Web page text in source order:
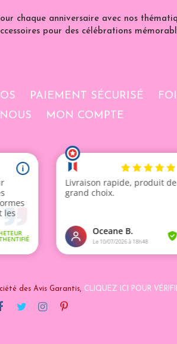
chaque anniversaire avec nos
pour des célébrations
PAIEMENT SÉCURISÉ
MON COMPTE
des Avis Garantis, CLIQUEZ ICI POUR